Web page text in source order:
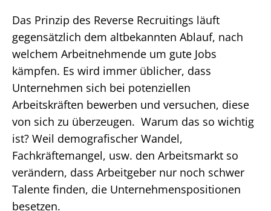
Das Prinzip des Reverse Recruitings läuft
gegensätzlich dem altbekannten Ablauf, nach
welchem Arbeitnehmende um gute Jobs
kämpfen. Es wird immer üblicher, dass
Unternehmen sich bei potenziellen
Arbeitskräften bewerben und versuchen, diese
von sich zu überzeugen. Warum das so wichtig
ist? Weil demografischer Wandel,
Fachkräftemangel, usw. den Arbeitsmarkt so
verändern, dass Arbeitgeber nur noch schwer
Talente finden, die Unternehmenspositionen
besetzen.